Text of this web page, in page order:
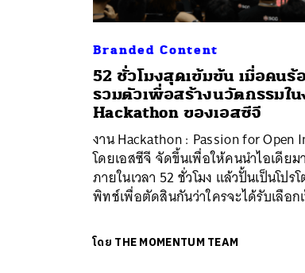
Branded Content
52 ชั่วโมงสุดเข้มข้น เมื่อคนร้
รวมตัวเพื่อสร้างนวัตกรรมใ
Hackathon ของเอสซีจี
งาน Hackathon : Passion for Open
โดยเอสซีจี จัดขึ้นเพื่อให้คนนำไอเดียม
ภายในเวลา 52 ชั่วโมง แล้วปั้นเป็นโปร
พิทช์เพื่อตัดสินกันว่าใครจะได้รับเลือก
โดย THE MOMENTUM TEAM